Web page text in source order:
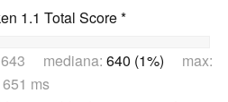
1.1 Total Score *
mediana: 640 (1%) max:
651 ms